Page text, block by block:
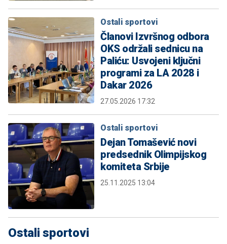
Ostali sportovi
Članovi Izvršnog odbora
OKS održali sednicu na
Paliću: Usvojeni ključni
programi za LA 2028 i
Dakar 2026
27.05.2026 17:32
Ostali sportovi
Dejan Tomašević novi
predsednik Olimpijskog
komiteta Srbije
25.11.2025 13:04
Ostali sportovi